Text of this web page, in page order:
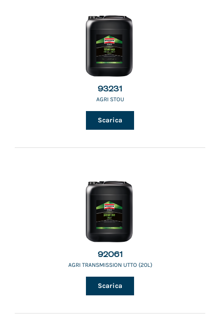
93231
AGRI STOU
Scarica
92061
AGRI TRANSMISSION UTTO (20L)
Scarica